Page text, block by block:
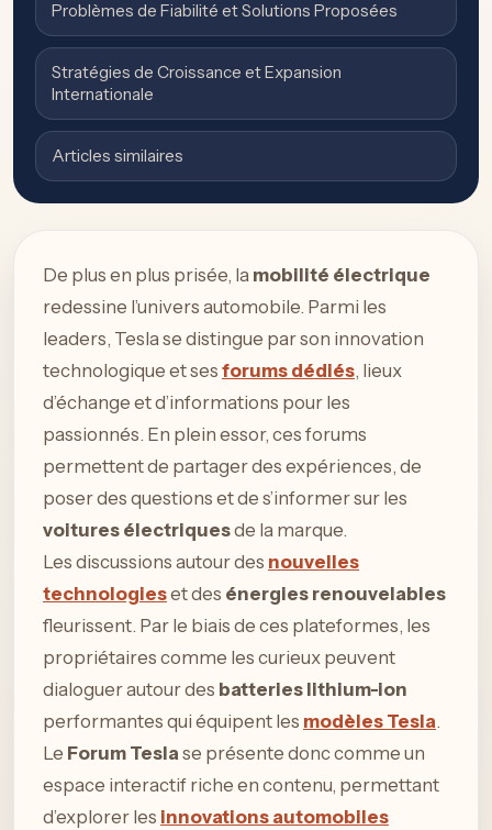
Problèmes de Fiabilité et Solutions Proposées
Stratégies de Croissance et Expansion
Internationale
Articles similaires
De plus en plus prisée, la mobilité électrique
redessine l’univers automobile. Parmi les
leaders, Tesla se distingue par son innovation
technologique et ses forums dédiés, lieux
d’échange et d’informations pour les
passionnés. En plein essor, ces forums
permettent de partager des expériences, de
poser des questions et de s’informer sur les
voitures électriquesde la marque.
Les discussions autour des nouvelles
technologieset des énergies renouvelables
fleurissent. Par le biais de ces plateformes, les
propriétaires comme les curieux peuvent
dialoguer autour des batteries lithium-ion
performantes qui équipent les modèles Tesla.
Le Forum Teslase présente donc comme un
espace interactif riche en contenu, permettant
d’explorer les innovations automobiles